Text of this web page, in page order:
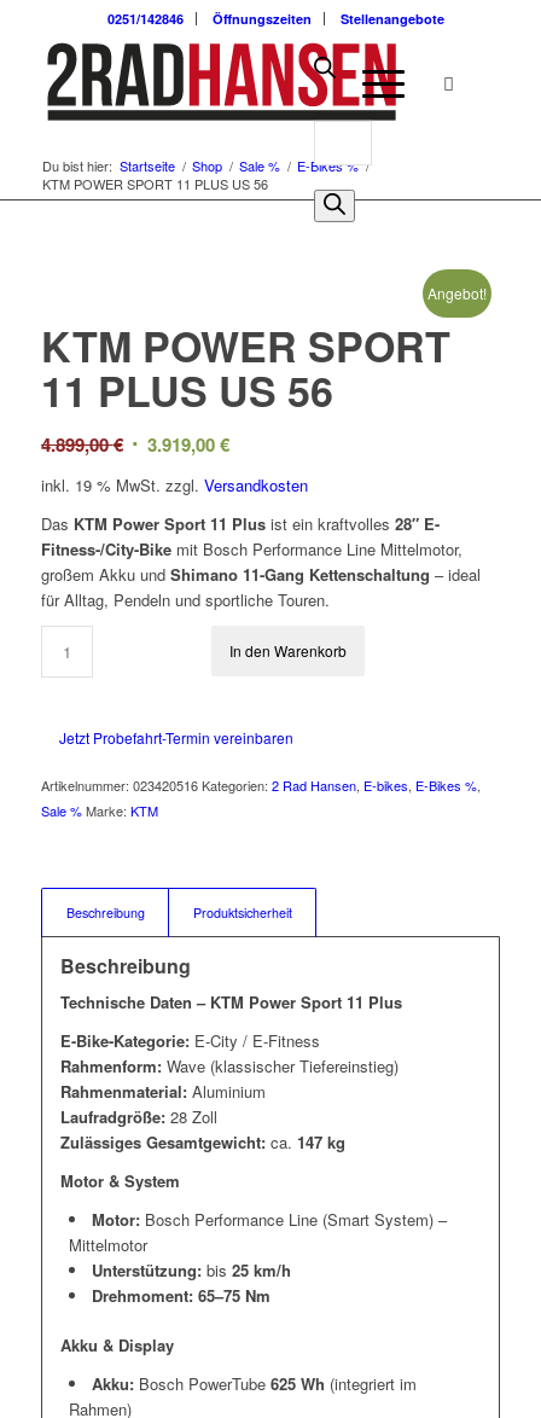
0251/142846 Öffnungszeiten Stellenangebote
Du bist hier: Startseite / Shop / Sale % / E-Bikes % /
KTM POWER SPORT 11 PLUS US 56
Angebot!
KTM POWER SPORT
11 PLUS US 56
4.899,00€ Ursprünglicher
4.899,00 €
3.919,00€Aktueller
3.919,00 €.
inkl. 19 % MwSt. zzgl. Versandkosten
Das KTM Power Sport 11 Plusist ein kraftvolles 28″ E-
Fitness-/City-Bikemit Bosch Performance Line Mittelmotor,
großem Akku und Shimano 11-Gang Kettenschaltung – ideal
für Alltag, Pendeln und sportliche Touren.
In den Warenkorb
Jetzt Probefahrt-Termin vereinbaren
Artikelnummer: 023420516 Kategorien: 2 Rad Hansen, E-bikes, E-Bikes %,
Sale % Marke: KTM
Beschreibung Produktsicherheit
Beschreibung
Technische Daten – KTM Power Sport 11 Plus
E-Bike-Kategorie:E-City / E-Fitness
Rahmenform:Wave (klassischer Tiefereinstieg)
Rahmenmaterial:Aluminium
Laufradgröße:28 Zoll
Zulässiges Gesamtgewicht:ca. 147 kg
Motor & System
Motor:Bosch Performance Line (Smart System) –
Mittelmotor
Unterstützung:bis 25 km/h
Drehmoment: 65–75 Nm
Akku & Display
Akku:Bosch PowerTube 625 Wh (integriert im
Rahmen)